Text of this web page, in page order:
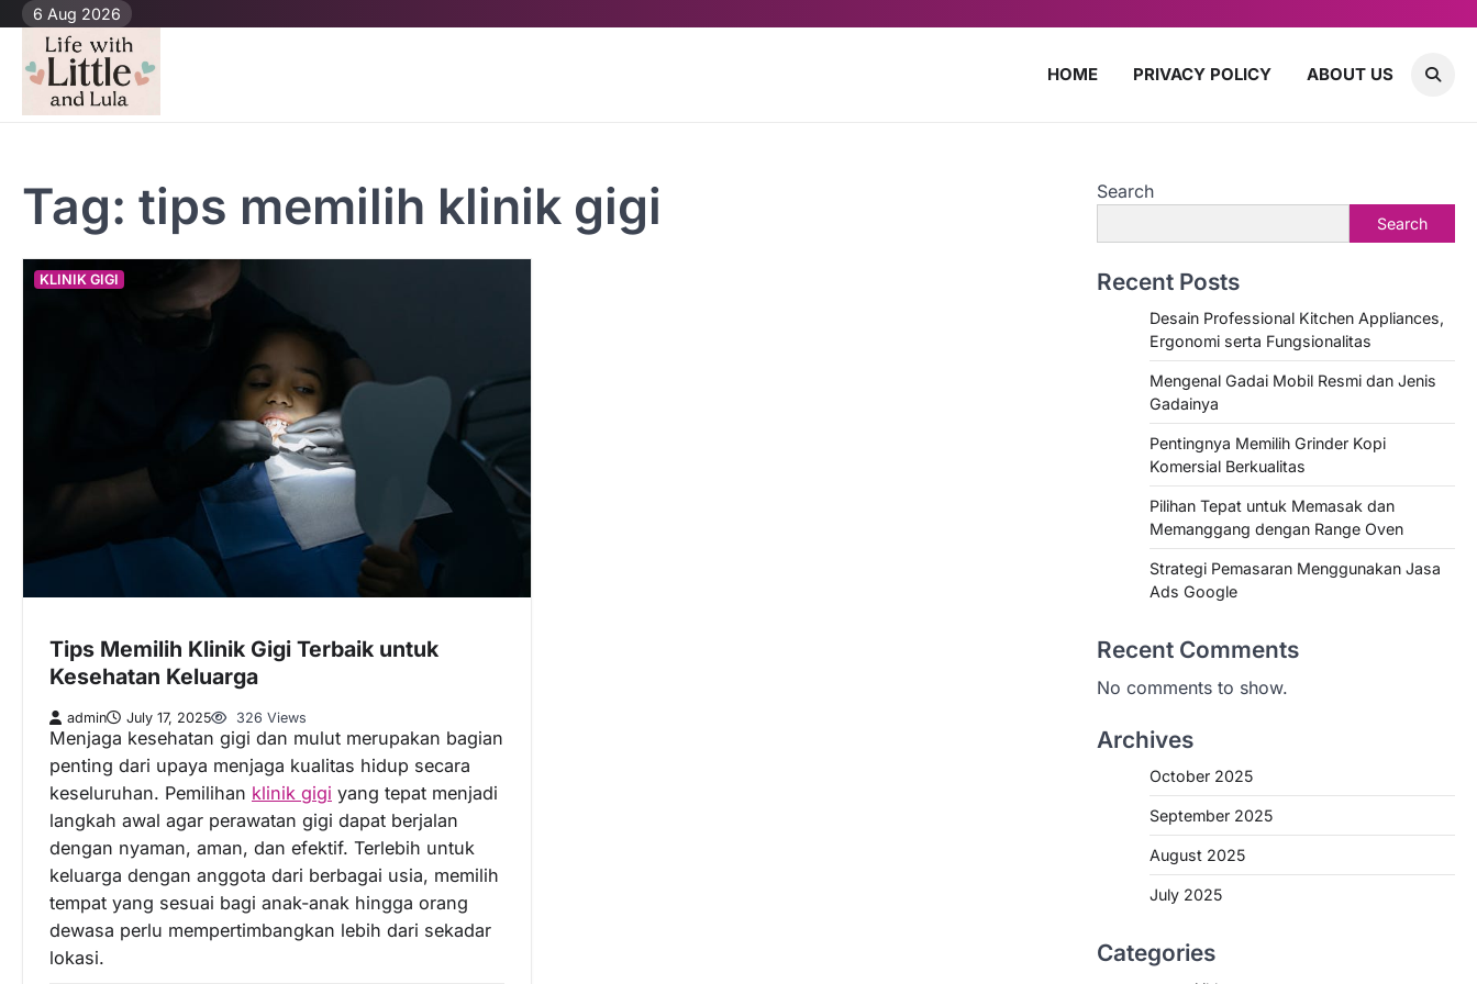
Skip
content
6 Aug 2026
HOME PRIVACY POLICY ABOUT US
Tag: tips memilih klinik gigi
KLINIK GIGI
Tips Memilih Klinik Gigi Terbaik untuk
Kesehatan Keluarga
admin July 17, 2025 326 Views
Menjaga kesehatan gigi dan mulut merupakan bagian
penting dari upaya menjaga kualitas hidup secara
keseluruhan. Pemilihan klinik gigi yang tepat menjadi
langkah awal agar perawatan gigi dapat berjalan
dengan nyaman, aman, dan efektif. Terlebih untuk
keluarga dengan anggota dari berbagai usia, memilih
tempat yang sesuai bagi anak-anak hingga orang
dewasa perlu mempertimbangkan lebih dari sekadar
lokasi.
Search
Search
Recent Posts
Desain Professional Kitchen Appliances,
Ergonomi serta Fungsionalitas
Mengenal Gadai Mobil Resmi dan Jenis
Gadainya
Pentingnya Memilih Grinder Kopi
Komersial Berkualitas
Pilihan Tepat untuk Memasak dan
Memanggang dengan Range Oven
Strategi Pemasaran Menggunakan Jasa
Ads Google
Recent Comments
No comments to show.
Archives
October 2025
September 2025
August 2025
July 2025
Categories